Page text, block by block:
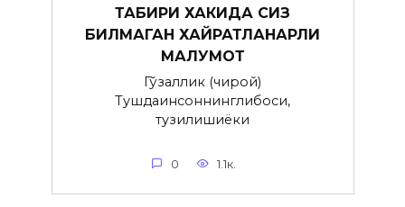
ТАБИРИ ХАКИДА СИЗ
БИЛМАГАН ХАЙРАТЛАНАРЛИ
МАЛУМОТ
Гўзаллик (чирой)
Тушдаинсоннинглибоси,
тузилишиёки
0 1.1к.